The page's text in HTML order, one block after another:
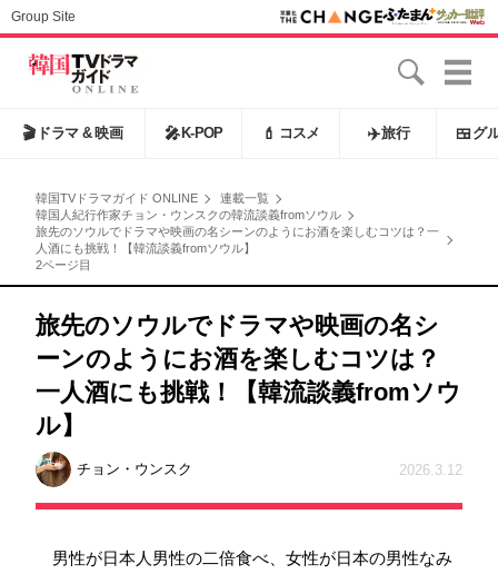
Group Site
🎬 ドラマ & 映画 🎤 K-POP 💄 コスメ ✈️旅行 🍱 グ
韓国TVドラマガイド ONLINE
連載一覧
韓国人紀行作家チョン・ウンスクの韓流談義fromソウル
旅先のソウルでドラマや映画の名シーンのようにお酒を楽しむコツは？一
人酒にも挑戦！【韓流談義fromソウル】
2ページ目
旅先のソウルでドラマや映画の名シ
ーンのようにお酒を楽しむコツは？
一人酒にも挑戦！【韓流談義fromソウ
ル】
チョン・ウンスク 2026.3.12
男性が日本人男性の二倍食べ、女性が日本の男性なみ